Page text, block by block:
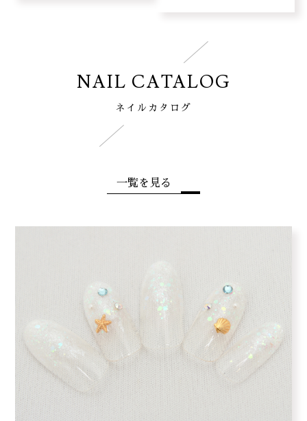
NAIL CATALOG
ネイルカタログ
一覧を見る